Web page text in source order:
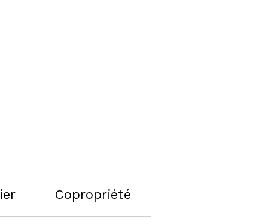
Copropriété